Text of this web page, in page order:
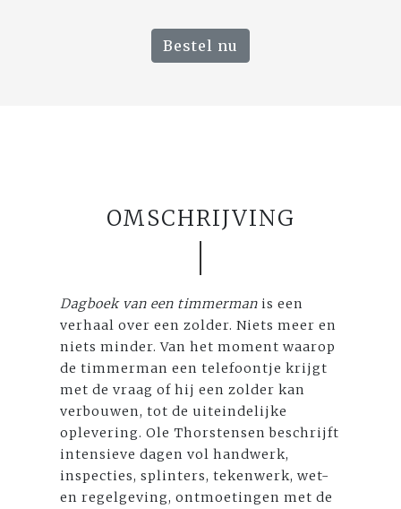
Bestel nu
OMSCHRIJVING
Dagboek van een timmermanis een
verhaal over een zolder. Niets meer en
niets minder. Van het moment waarop
de timmerman een telefoontje krijgt
met de vraag of hij een zolder kan
verbouwen, tot de uiteindelijke
oplevering. Ole Thorstensen beschrijft
intensieve dagen vol handwerk,
inspecties, splinters, tekenwerk, wet-
en regelgeving, ontmoetingen met de